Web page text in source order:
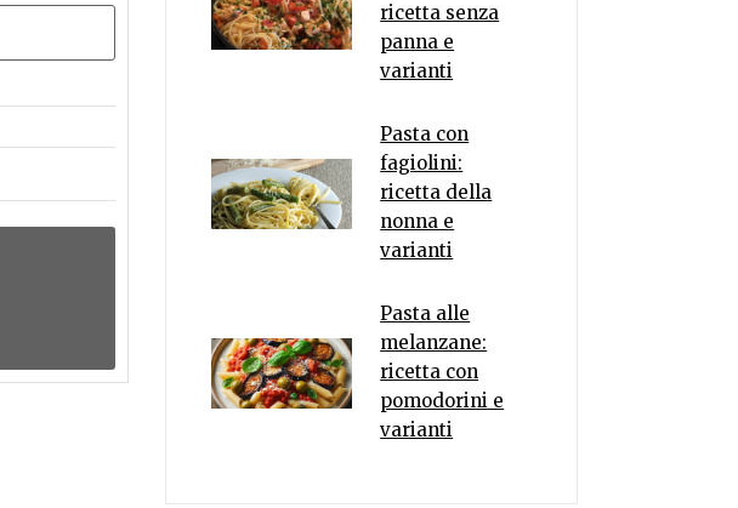
ricetta senza
panna e
varianti
Pasta con
fagiolini:
ricetta della
nonna e
varianti
Pasta alle
melanzane:
ricetta con
pomodorini e
varianti